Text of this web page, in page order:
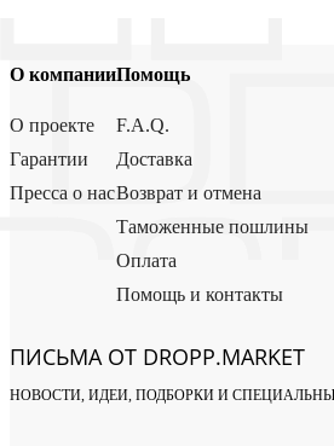
О компании
О проекте
Гарантии
Пресса о нас
Помощь
F.A.Q.
Доставка
Возврат и отмена
Таможенные пошлины
Оплата
Помощь и контакты
ПИСЬМА ОТ DROPP.MARKET
НОВОСТИ, ИДЕИ, ПОДБОРКИ И